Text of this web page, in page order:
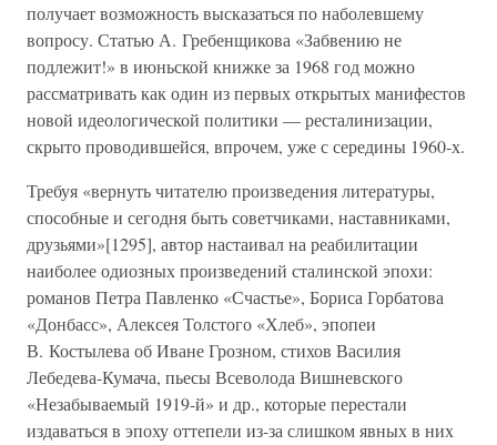
получает возможность высказаться по наболевшему
вопросу. Статью А. Гребенщикова «Забвению не
подлежит!» в июньской книжке за 1968 год можно
рассматривать как один из первых открытых манифестов
новой идеологической политики — ресталинизации,
скрыто проводившейся, впрочем, уже с середины 1960-х.
Требуя «вернуть читателю произведения литературы,
способные и сегодня быть советчиками, наставниками,
друзьями»[1295], автор настаивал на реабилитации
наиболее одиозных произведений сталинской эпохи:
романов Петра Павленко «Счастье», Бориса Горбатова
«Донбасс», Алексея Толстого «Хлеб», эпопеи
В. Костылева об Иване Грозном, стихов Василия
Лебедева-Кумача, пьесы Всеволода Вишневского
«Незабываемый 1919-й» и др., которые перестали
издаваться в эпоху оттепели из-за слишком явных в них